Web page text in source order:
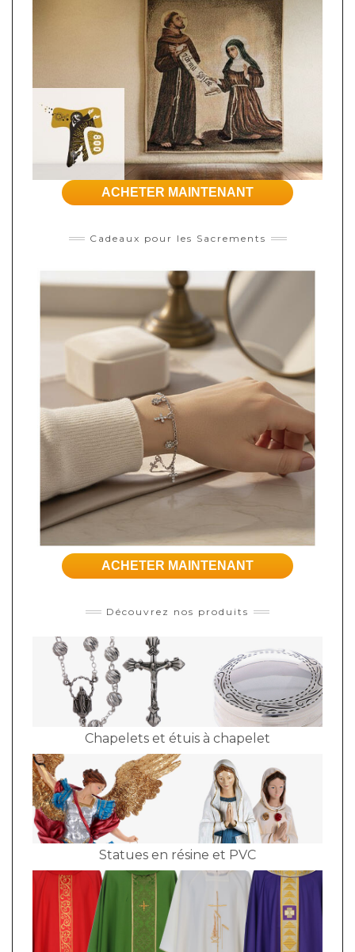
ACHETER MAINTENANT
Cadeaux pour les Sacrements
ACHETER MAINTENANT
Découvrez nos produits
Chapelets et étuis à chapelet
Statues en résine et PVC